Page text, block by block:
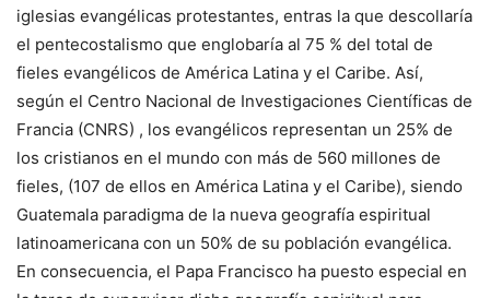
iglesias evangélicas protestantes, entras la que descollaría
el pentecostalismo que englobaría al 75 % del total de
fieles evangélicos de América Latina y el Caribe. Así,
según el Centro Nacional de Investigaciones Científicas de
Francia (CNRS) , los evangélicos representan un 25% de
los cristianos en el mundo con más de 560 millones de
fieles, (107 de ellos en América Latina y el Caribe), siendo
Guatemala paradigma de la nueva geografía espiritual
latinoamericana con un 50% de su población evangélica.
En consecuencia, el Papa Francisco ha puesto especial en